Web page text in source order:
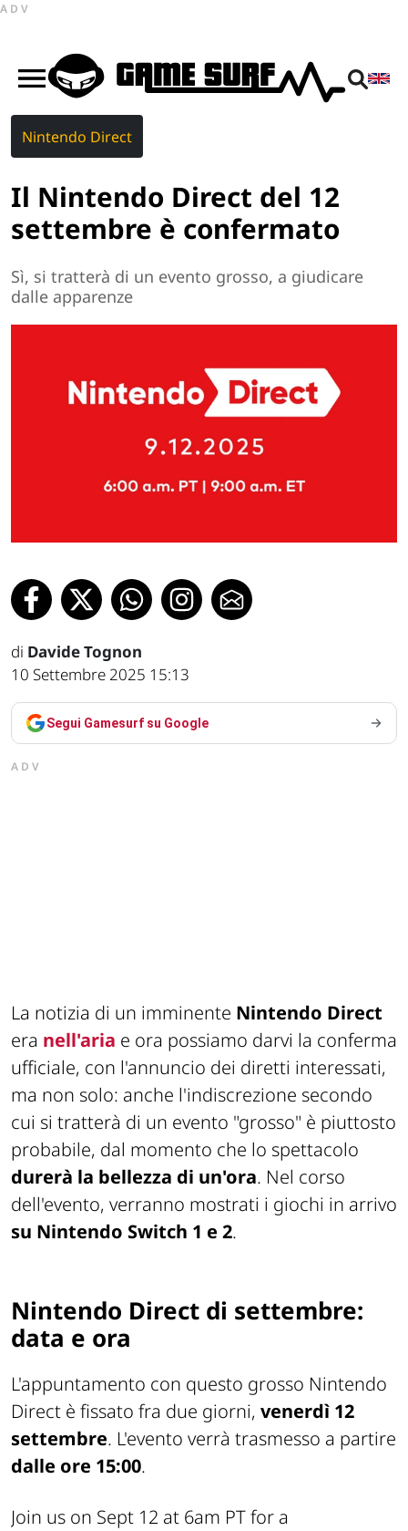
ADV
Nintendo Direct
Il Nintendo Direct del 12
settembre è confermato
Sì, si tratterà di un evento grosso, a giudicare
dalle apparenze
di Davide Tognon
10 Settembre 2025 15:13
Segui Gamesurf su Google
ADV
La notizia di un imminente Nintendo Direct
era nell'aria e ora possiamo darvi la conferma
ufficiale, con l'annuncio dei diretti interessati,
ma non solo: anche l'indiscrezione secondo
cui si tratterà di un evento "grosso" è piuttosto
probabile, dal momento che lo spettacolo
durerà la bellezza di un'ora. Nel corso
dell'evento, verranno mostrati i giochi in arrivo
su Nintendo Switch 1 e 2.
Nintendo Direct di settembre:
data e ora
L'appuntamento con questo grosso Nintendo
Direct è fissato fra due giorni, venerdì 12
settembre. L'evento verrà trasmesso a partire
dalle ore 15:00.
Join us on Sept 12 at 6am PT for a